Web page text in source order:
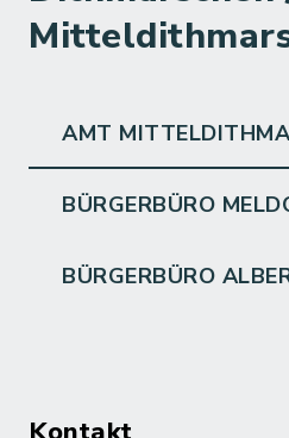
AMT
BÜRGERBÜRO
BÜRGERBÜRO